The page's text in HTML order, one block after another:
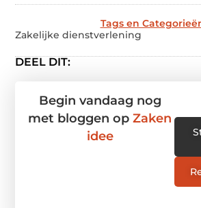
Tags en
Zakelijke dienstverlening
DEEL DIT:
Begin vandaag nog
met bloggen opZaken
idee